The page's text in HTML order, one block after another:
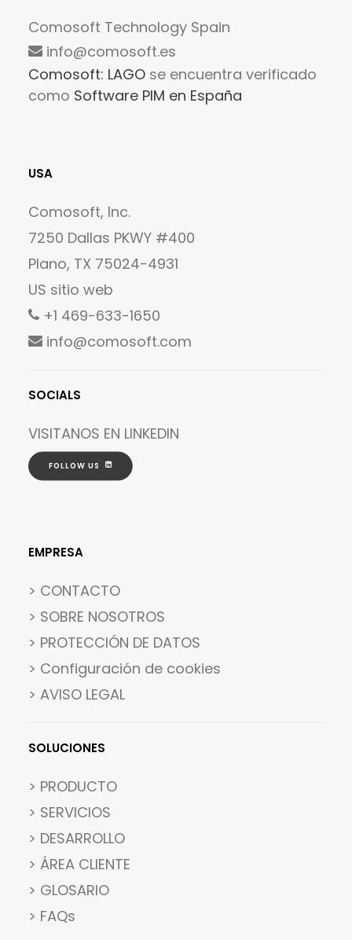
Comosoft Technology Spain
info@comosoft.es
Comosoft: LAGO se encuentra verificado
como Software PIM en España
USA
Comosoft, Inc.
7250 Dallas PKWY #400
Plano, TX 75024-4931
US sitio web
+1 469-633-1650
info@comosoft.com
SOCIALS
VISITANOS EN LINKEDIN
FOLLOW US
EMPRESA
> CONTACTO
> SOBRE NOSOTROS
> PROTECCIÓN DE DATOS
> Configuración de cookies
> AVISO LEGAL
SOLUCIONES
> PRODUCTO
> SERVICIOS
> DESARROLLO
> ÁREA CLIENTE
> GLOSARIO
> FAQs